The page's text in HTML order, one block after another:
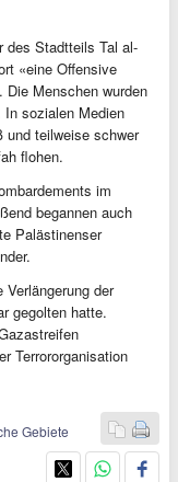
des Stadtteils Tal al-
«eine Offensive
Menschen wurden
sozialen Medien
teilweise schwer
flohen.
im
begannen auch
Palästinenser
der
gegolten hatte.
Terrororganisation
Gebiete